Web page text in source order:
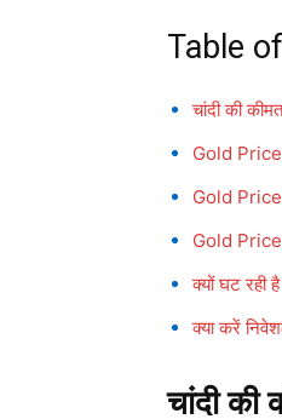
Table
चांदी की
Gold Price:
Gold Price:
Gold Price:
क्यों घट रही
क्या करें
चांदी की